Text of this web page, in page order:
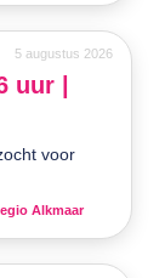
5 augustus 2026
uur |
voor
Alkmaar